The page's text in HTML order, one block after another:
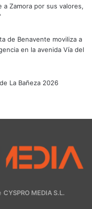
Zamora por sus valores,
de Benavente moviliza a
en la avenida Vía del
La Bañeza 2026
CYSPRO MEDIA S.L.